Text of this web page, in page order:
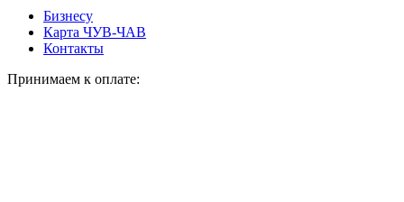
Бизнесу
Карта ЧУВ-ЧАВ
Контакты
Принимаем к оплате: